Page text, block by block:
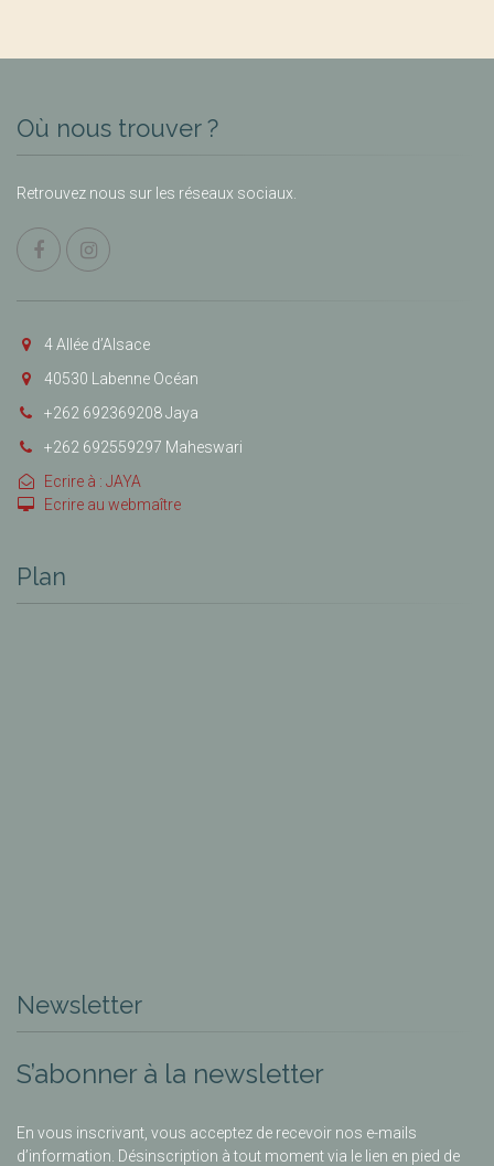
Où nous trouver ?
Retrouvez nous sur les réseaux sociaux.
4 Allée d’Alsace
40530 Labenne Océan
+262 692369208 Jaya
+262 692559297 Maheswari
Ecrire à : JAYA
Ecrire au webmaître
Plan
Newsletter
S’abonner à la newsletter
En vous inscrivant, vous acceptez de recevoir nos e-mails
d’information. Désinscription à tout moment via le lien en pied de